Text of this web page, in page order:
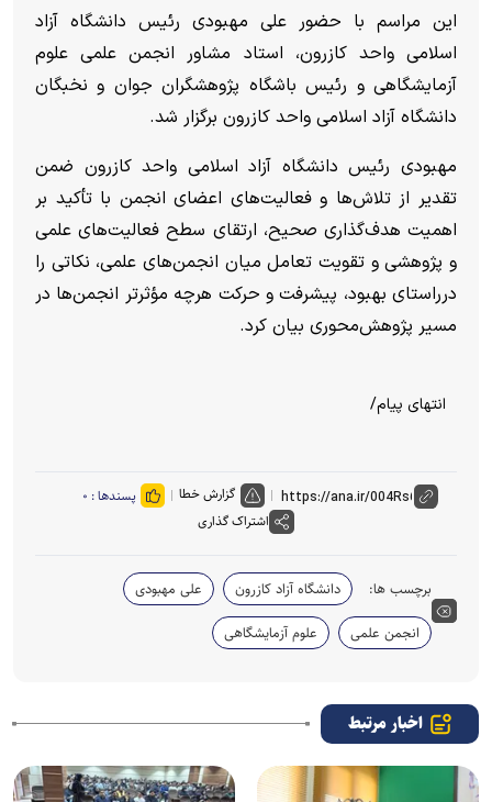
این مراسم با حضور علی مهبودی رئیس دانشگاه آزاد
اسلامی واحد کازرون، استاد مشاور انجمن علمی علوم
آزمایشگاهی و رئیس باشگاه پژوهشگران جوان و نخبگان
دانشگاه آزاد اسلامی واحد کازرون برگزار شد.
مهبودی رئیس دانشگاه آزاد اسلامی واحد کازرون ضمن
تقدیر از تلاش‌ها و فعالیت‌های اعضای انجمن با تأکید بر
اهمیت هدف‌گذاری صحیح، ارتقای سطح فعالیت‌های علمی
و پژوهشی و تقویت تعامل میان انجمن‌های علمی، نکاتی را
درراستای بهبود، پیشرفت و حرکت هرچه مؤثرتر انجمن‌ها در
مسیر پژوهش‌محوری بیان کرد.
انتهای پیام/
گزارش خطا پسندها : ۰
اشتراک گذاری
برچسب ها: دانشگاه آزاد کازرون
علی مهبودی
انجمن علمی
علوم آزمایشگاهی
اخبار مرتبط